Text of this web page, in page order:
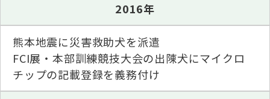
2016年
熊本地震に災害救助犬を派遣
FCI展・本部訓練競技大会の出陳犬にマイクロ
チップの記載登録を義務付け